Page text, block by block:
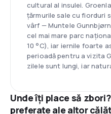
cultural al insulei.
țărmurile sale cu fiorduri
vârf — Muntele
cel mai mare parc
10 °C), iar iernile foarte
perioadă pentru a vizita
zilele sunt lungi, iar
Unde îți place să
preferate ale altor